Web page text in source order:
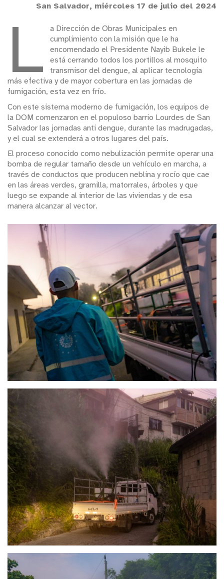
San Salvador, miércoles 17 de julio del 2024
L
a Dirección de Obras Municipales en
cumplimiento con la misión que le ha
encomendado el Presidente Nayib Bukele le
está cerrando todos los portillos al mosquito
transmisor del dengue, al aplicar tecnología
más efectiva y de mayor cobertura en las jornadas de
fumigación, esta vez en frío.
Con este sistema moderno de fumigación, los equipos de
la DOM comenzaron en el populoso barrio Lourdes de San
Salvador las jornadas anti dengue, durante las madrugadas,
y el cual se extenderá a otros lugares del país.
El proceso conocido como nebulización permite operar una
bomba de regular tamaño desde un vehículo en marcha, a
través de conductos que producen neblina y rocío que cae
en las áreas verdes, gramilla, matorrales, árboles y que
luego se expande al interior de las viviendas y de esa
manera alcanzar al vector.